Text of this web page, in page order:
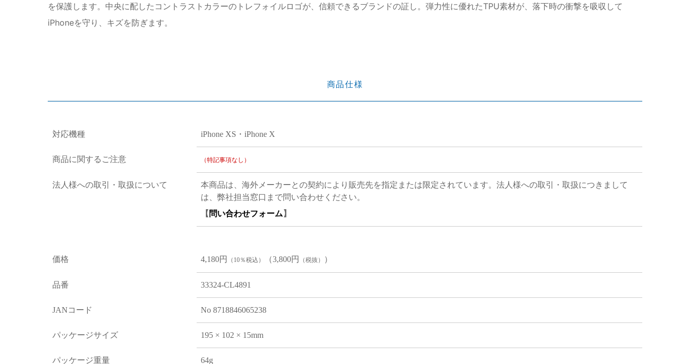
を保護します。中央に配したコントラストカラーのトレフォイルロゴが、信頼できるブランドの証し。弾力性に優れたTPU素材が、落下時の衝撃を吸収して
iPhoneを守り、キズを防ぎます。
商品仕様
対応機種 iPhone XS・iPhone X
商品に関するご注意 （特記事項なし）
法人様への取引・取扱について
本商品は、海外メーカーとの契約により販売先を指定または限定されています。法人様への取引・取扱につきまして
は、弊社担当窓口まで問い合わせください。
【 問い合わせフォーム 】
価格 4,180円 （10％税込） （3,800円 （税抜） ）
品番 33324-CL4891
JANコード No 8718846065238
パッケージサイズ 195 × 102 × 15mm
パッケージ重量 64g